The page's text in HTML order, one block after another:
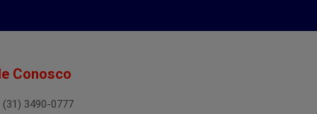
Conosco
(31) 3490-0777